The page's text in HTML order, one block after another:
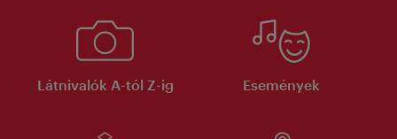
Látnivalók A-tól Z-ig Események